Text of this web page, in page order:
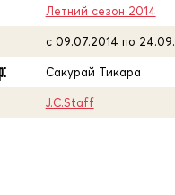
Летний сезон 2014
c 09.07.2014 по
Сакурай Тикара
J.C.Staff